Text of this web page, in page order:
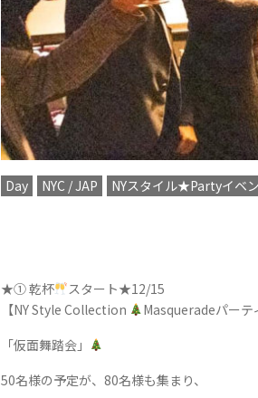
Day NYC / JAP NYスタイル★Partyイベ
★① 乾杯
スタート★12/15
【NY Style Collection
Masqueradeパーテ
「仮面舞踏会」
50名様の予定が、80名様も集まり、